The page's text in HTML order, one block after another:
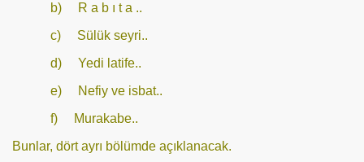
b) R a b ı t a ..
c) Sülük seyri..
d) Yedi latife..
e) Nefiy ve isbat..
f) Murakabe..
Bunlar, dört ayrı bölümde açıklanacak.